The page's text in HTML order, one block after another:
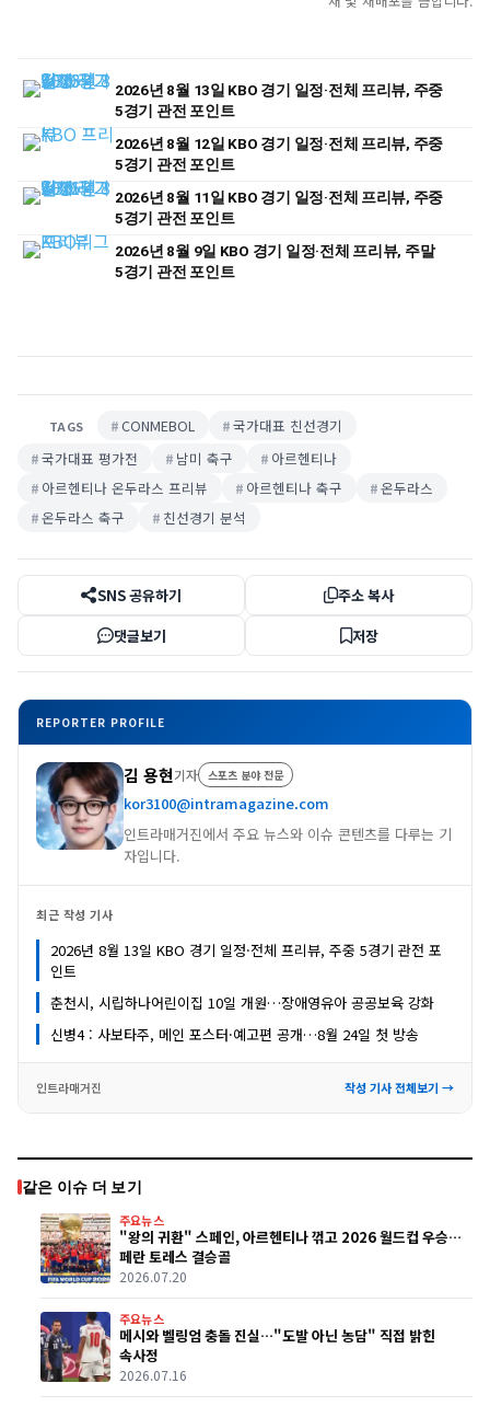
2026년 8월 13일 KBO 경기 일정·전체 프리뷰, 주중
5경기 관전 포인트
2026년 8월 12일 KBO 경기 일정·전체 프리뷰, 주중
5경기 관전 포인트
2026년 8월 11일 KBO 경기 일정·전체 프리뷰, 주중
5경기 관전 포인트
2026년 8월 9일 KBO 경기 일정·전체 프리뷰, 주말
5경기 관전 포인트
TAGS CONMEBOL
국가대표 친선경기
국가대표 평가전
남미 축구
아르헨티나
아르헨티나 온두라스 프리뷰
아르헨티나 축구
온두라스
온두라스 축구
친선경기 분석
SNS 공유하기
주소 복사
댓글보기
저장
REPORTER PROFILE
김 용현기자 스포츠 분야 전문
kor3100@intramagazine.com
인트라매거진에서 주요 뉴스와 이슈 콘텐츠를 다루는 기
자입니다.
최근 작성 기사
2026년 8월 13일 KBO 경기 일정·전체 프리뷰, 주중 5경기 관전 포
인트
춘천시, 시립하나어린이집 10일 개원…장애영유아 공공보육 강화
신병4 : 사보타주, 메인 포스터·예고편 공개…8월 24일 첫 방송
인트라매거진 작성 기사 전체보기 →
같은 이슈 더 보기
주요뉴스
"왕의 귀환" 스페인, 아르헨티나 꺾고 2026 월드컵 우승…
페란 토레스 결승골
2026.07.20
주요뉴스
메시와 벨링엄 충돌 진실…"도발 아닌 농담" 직접 밝힌
속사정
2026.07.16